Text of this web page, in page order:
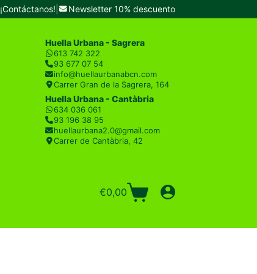
¡Contáctanos! Newsletter 10% descuento
Huella Urbana - Sagrera
613 742 322
93 677 07 54
info@huellaurbanabcn.com
Carrer Gran de la Sagrera, 164
Huella Urbana - Cantàbria
634 036 061
93 196 38 95
huellaurbana2.0@gmail.com
Carrer de Cantàbria, 42
Carro
€0,00